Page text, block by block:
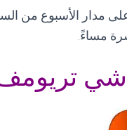
مدار الأسبوع من
مساءً